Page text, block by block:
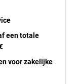
een totale
voor zakelijke